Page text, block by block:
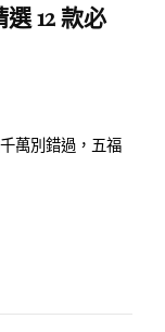
12 款必
萬別錯過，五福